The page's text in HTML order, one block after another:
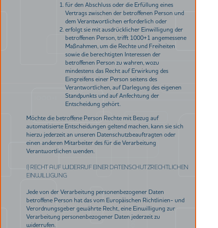
für den Abschluss oder die Erfüllung eines
Vertrags zwischen der betroffenen Person und
dem Verantwortlichen erforderlich oder
erfolgt sie mit ausdrücklicher Einwilligung der
betroffenen Person, trifft 1000+1 angemessene
Maßnahmen, um die Rechte und Freiheiten
sowie die berechtigten Interessen der
betroffenen Person zu wahren, wozu
mindestens das Recht auf Erwirkung des
Eingreifens einer Person seitens des
Verantwortlichen, auf Darlegung des eigenen
Standpunkts und auf Anfechtung der
Entscheidung gehört.
Möchte die betroffene Person Rechte mit Bezug auf
automatisierte Entscheidungen geltend machen, kann sie sich
hierzu jederzeit an unseren Datenschutzbeauftragten oder
einen anderen Mitarbeiter des für die Verarbeitung
Verantwortlichen wenden.
I) RECHT AUF WIDERRUF EINER DATENSCHUTZRECHTLICHEN
EINWILLIGUNG
Jede von der Verarbeitung personenbezogener Daten
betroffene Person hat das vom Europäischen Richtlinien- und
Verordnungsgeber gewährte Recht, eine Einwilligung zur
Verarbeitung personenbezogener Daten jederzeit zu
widerrufen.